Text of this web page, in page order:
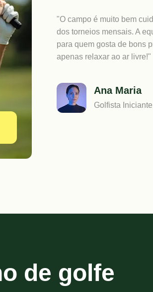
"O campo é muito bem
dos torneios mensais. A
para quem gosta de bons
apenas relaxar ao ar livre!"
Ana Maria
Golfista Iniciante
de golfe